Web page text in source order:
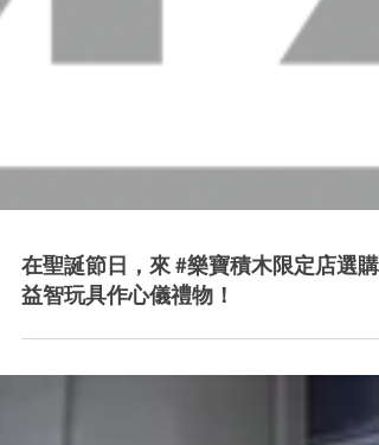
益智玩具作心儀禮物！